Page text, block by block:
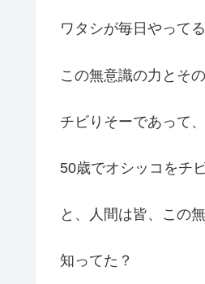
ワタシが毎日やって
この無意識の力とそ
チビりそーであって
50歳でオシッコをチ
と、人間は皆、この
知ってた？